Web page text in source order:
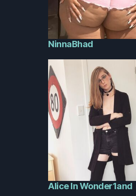
NinnaBhad
Alice In Wonder1and